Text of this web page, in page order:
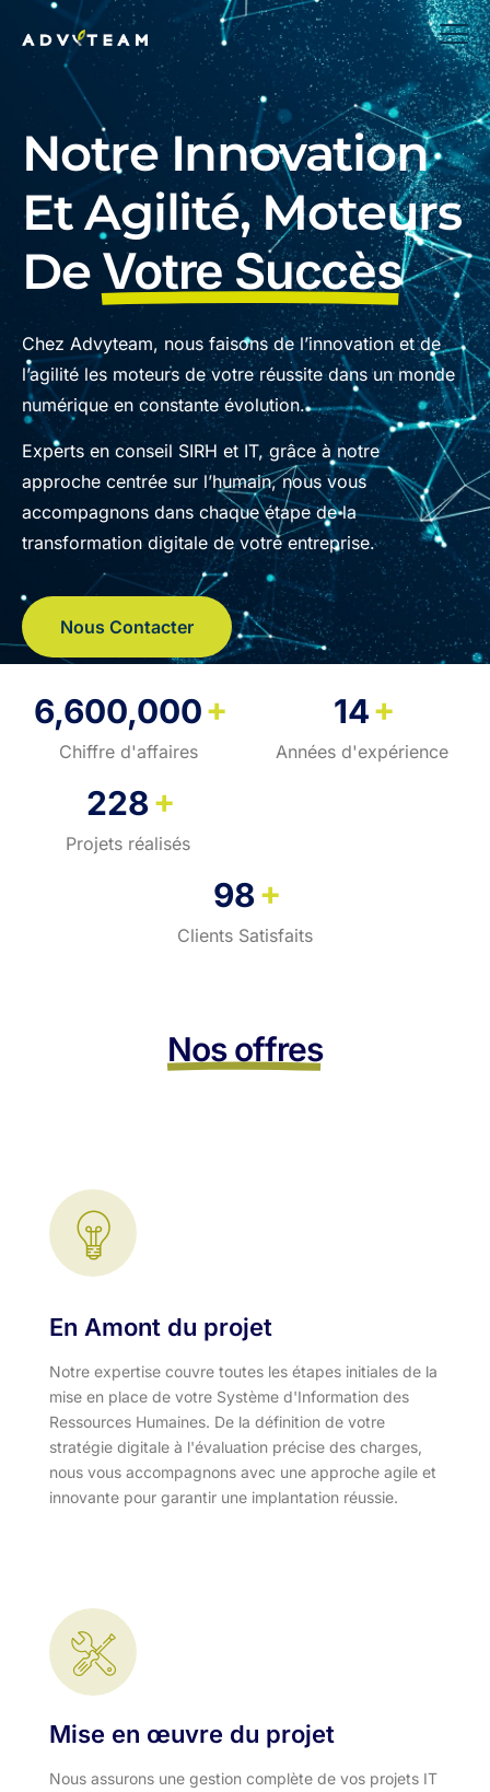
Notre Innovation
Et Agilité, Moteurs
De Votre Succès
Chez Advyteam, nous faisons de l’innovation et de
l’agilité les moteurs de votre réussite dans un monde
numérique en constante évolution.
Experts en conseil SIRH et IT, grâce à notre
approche centrée sur l’humain, nous vous
accompagnons dans chaque étape de la
transformation digitale de votre entreprise.
Nous Contacter
6,600,000+
Chiffre d'affaires
14+
Années d'expérience
228+
Projets réalisés
98+
Clients Satisfaits
Nos offres
En Amont du projet
Notre expertise couvre toutes les étapes initiales de la
mise en place de votre Système d'Information des
Ressources Humaines. De la définition de votre
stratégie digitale à l'évaluation précise des charges,
nous vous accompagnons avec une approche agile et
innovante pour garantir une implantation réussie.
Mise en œuvre du projet
Nous assurons une gestion complète de vos projets IT